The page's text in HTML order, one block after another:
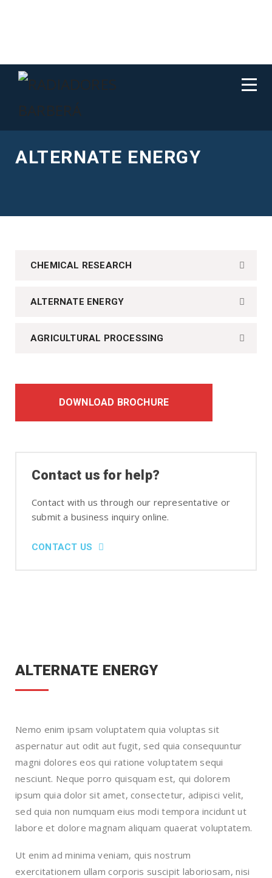
ALTERNATE ENERGY
CHEMICAL RESEARCH
ALTERNATE ENERGY
AGRICULTURAL PROCESSING
DOWNLOAD BROCHURE
Contact us for help?
Contact with us through our representative or
submit a business inquiry online.
CONTACT US
ALTERNATE ENERGY
Nemo enim ipsam voluptatem quia voluptas sit
aspernatur aut odit aut fugit, sed quia consequuntur
magni dolores eos qui ratione voluptatem sequi
nesciunt. Neque porro quisquam est, qui dolorem
ipsum quia dolor sit amet, consectetur, adipisci velit,
sed quia non numquam eius modi tempora incidunt ut
labore et dolore magnam aliquam quaerat voluptatem.
Ut enim ad minima veniam, quis nostrum
exercitationem ullam corporis suscipit laboriosam, nisi